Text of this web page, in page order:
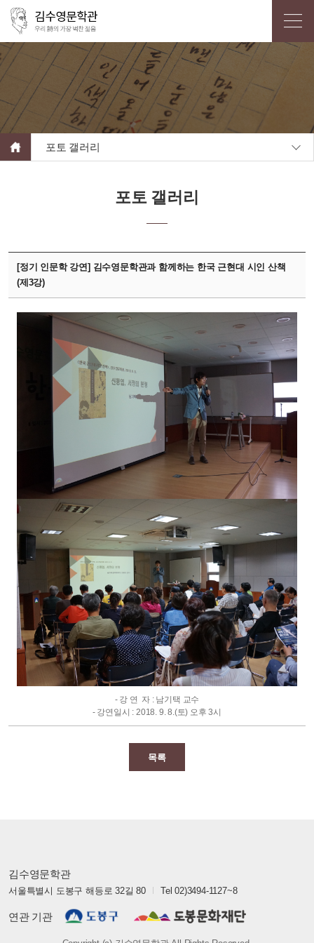
포토 갤러리
포토 갤러리
[정기 인문학 강연] 김수영문학관과 함께하는 한국 근현대 시인 산책
(제3강)
- 강 연 자 : 남기택 교수
- 강연일시 : 2018. 9. 8.(토) 오후 3시
목록
김수영문학관
서울특별시 도봉구 해등로 32길 80 Tel 02)3494-1127~8
연관 기관